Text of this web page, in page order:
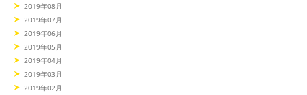
2019年08月
2019年07月
2019年06月
2019年05月
2019年04月
2019年03月
2019年02月